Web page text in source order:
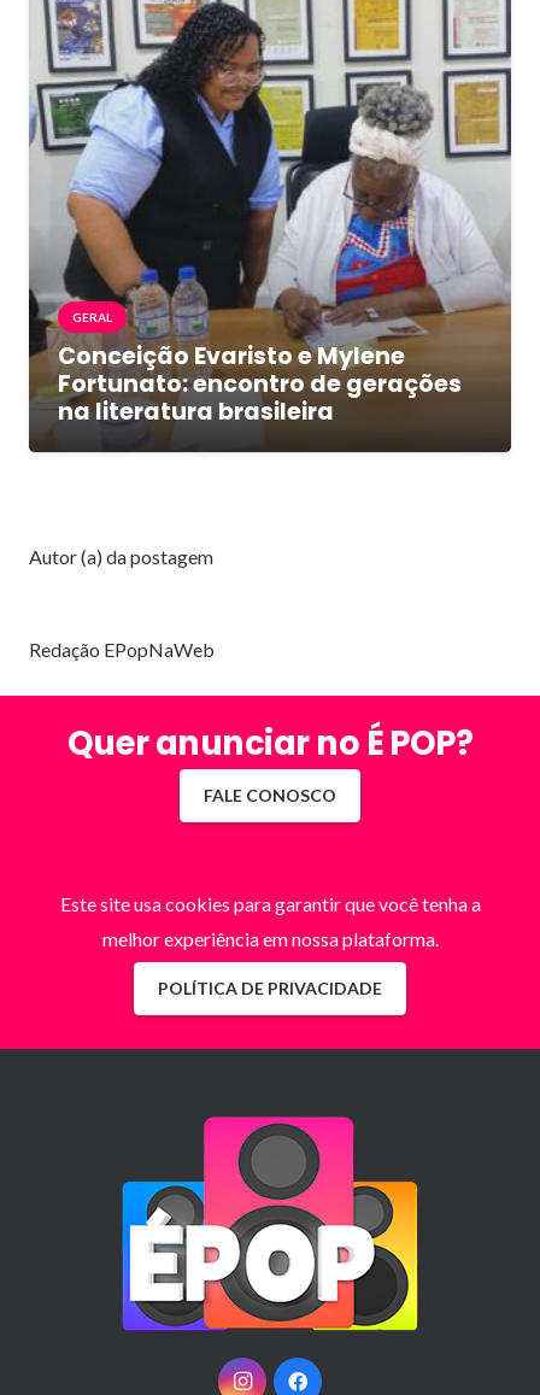
GERAL
Conceição Evaristo e Mylene
Fortunato: encontro de gerações
na literatura brasileira
Autor (a) da postagem
Redação EPopNaWeb
Quer anunciar no É POP?
FALE CONOSCO
Este site usa cookies para garantir que você tenha a
melhor experiência em nossa plataforma.
POLÍTICA DE PRIVACIDADE